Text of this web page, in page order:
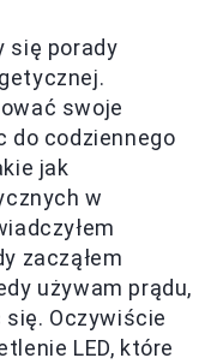
się porady
swoje
do codziennego
jak
w
zacząłem
używam prądu,
Oczywiście
LED, które